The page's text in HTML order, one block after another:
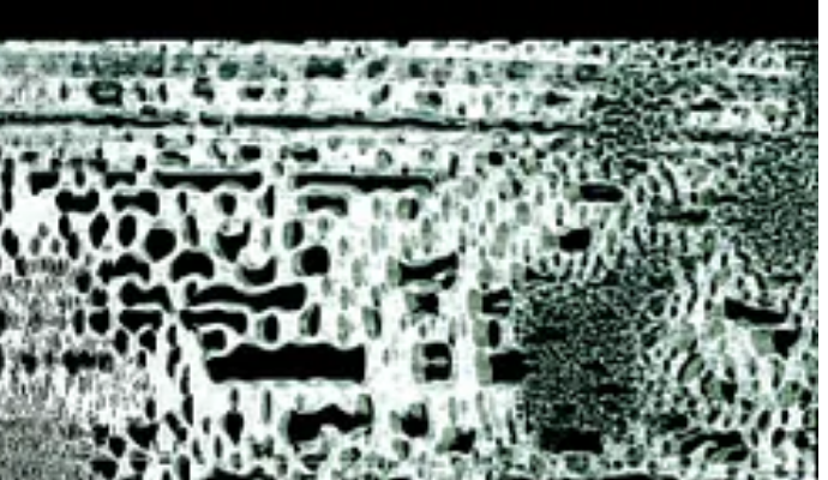
di intere aree geografiche o città e di preservare dall'estinzione le loro specie, considerandole come
del precedente progetto “ENT” portato in ben due Biennali di Venezia (2021 e 2022), e svolto in
globale, fatte di intrecci di connessioni geofisiche, storiche, culturali, digitali ed economiche che hanno
utilizzando cascate di big data reperiti dagli archivi mondiali o da rilevamenti fatti ad hoc,
inteso nel suo aspetto di "colonia". Altre opere (le tele “Venice Seeds” e l’installazione “Venice
idealmente intere topografie e mappature, per crearne dei simbolici semi-mondo contenenti al loro
della laguna circostante, una delle città e dei luoghi più a rischio diluvio ed estinzione.